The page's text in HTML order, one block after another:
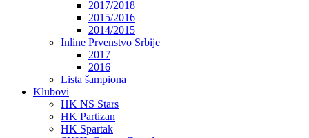
2017/2018
2015/2016
2014/2015
Inline Prvenstvo Srbije
2017
2016
Lista šampiona
Klubovi
HK NS Stars
HK Partizan
HK Spartak